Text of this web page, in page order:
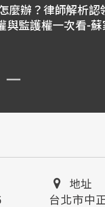
「沒發生關係
找藉口，成年
地址
台北市中